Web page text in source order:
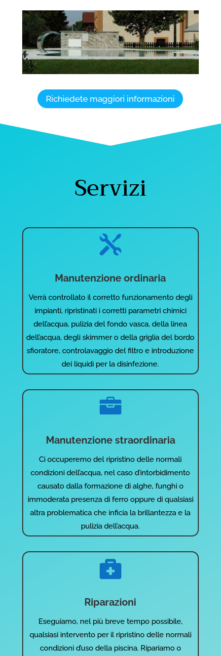
Richiedete maggiori informazioni
Servizi

Manutenzione ordinaria
Verrà controllato il corretto funzionamento degli
impianti, ripristinati i corretti parametri chimici
dell’acqua, pulizia del fondo vasca, della linea
dell’acqua, degli skimmer o della griglia del bordo
sfioratore, controlavaggio del filtro e introduzione
dei liquidi per la disinfezione.

Manutenzione straordinaria
Ci occuperemo del ripristino delle normali
condizioni dell’acqua, nel caso d’intorbidimento
causato dalla formazione di alghe, funghi o
immoderata presenza di ferro oppure di qualsiasi
altra problematica che inficia la brillantezza e la
pulizia dell’acqua.

Riparazioni
Eseguiamo, nel più breve tempo possibile,
qualsiasi intervento per il ripristino delle normali
condizioni d’uso della piscina. Ripariamo o